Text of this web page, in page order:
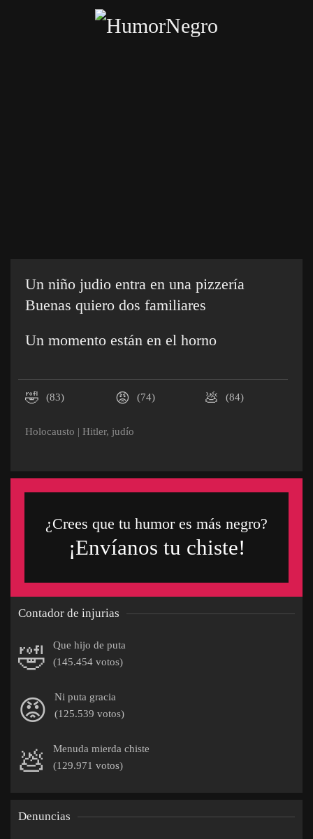
Un niño judio entra en una pizzería
Buenas quiero dos familiares
Un momento están en el horno
🤣 (83) 😡 (74) 💩 (84)
Holocausto | Hitler, judío
¿Crees que tu humor es más negro?
¡Envíanos tu chiste!
Contador de injurias
🤣
Que hijo de puta
(145.454 votos)
😡
Ni puta gracia
(125.539 votos)
💩
Menuda mierda chiste
(129.971 votos)
Denuncias